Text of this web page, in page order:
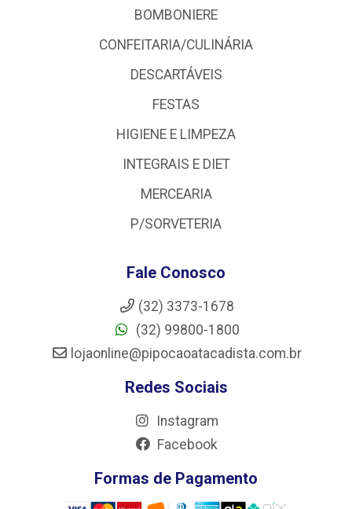
BOMBONIERE
CONFEITARIA/CULINÁRIA
DESCARTÁVEIS
FESTAS
HIGIENE E LIMPEZA
INTEGRAIS E DIET
MERCEARIA
P/SORVETERIA
Fale Conosco
(32) 3373-1678
(32) 99800-1800
lojaonline@pipocaoatacadista.com.br
Redes Sociais
Instagram
Facebook
Formas de Pagamento